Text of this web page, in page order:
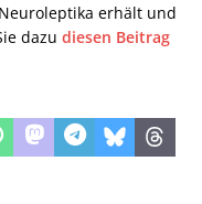
erhält und
dazu diesen Beitrag